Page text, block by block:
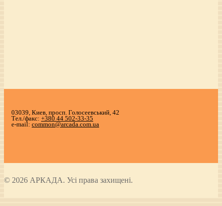
03039, Киев, просп. Голосеевський, 42
Тел./факс: +380 44 502-33-35
e-mail: common@arcada.com.ua
© 2026 АРКАДА. Усі права захищені.